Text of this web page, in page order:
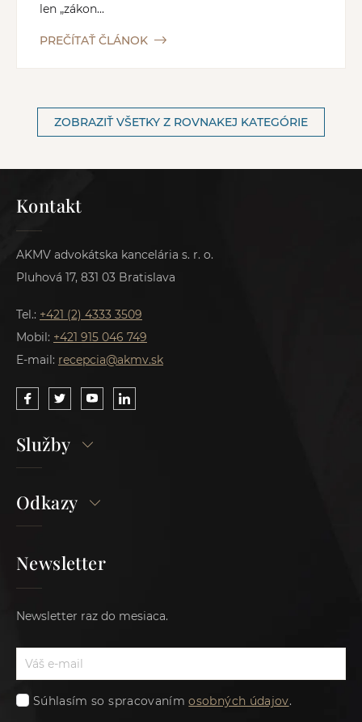
len „zákon...
PREČÍTAŤ ČLÁNOK
ZOBRAZIŤ VŠETKY Z ROVNAKEJ KATEGÓRIE
Kontakt
AKMV advokátska kancelária s. r. o.
Pluhová 17, 831 03 Bratislava
Tel.: +421 (2) 4333 3509
Mobil: +421 915 046 749
E-mail: recepcia@akmv.sk
Služby
Odkazy
Newsletter
Newsletter raz do mesiaca.
Súhlasím so spracovanímosobných údajov.